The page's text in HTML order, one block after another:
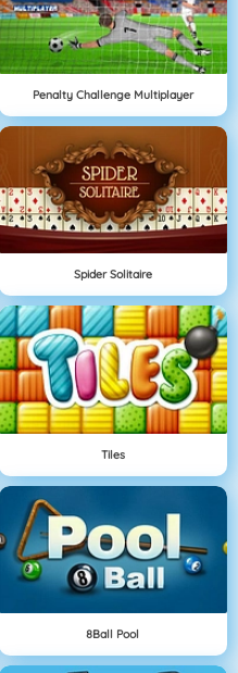
Penalty Challenge Multiplayer
Spider Solitaire
Tiles
8Ball Pool